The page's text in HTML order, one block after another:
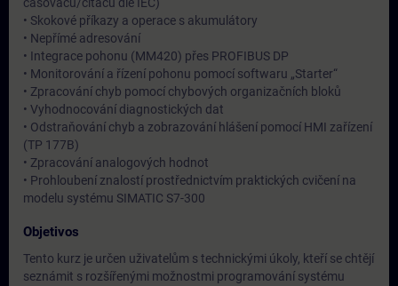
• Skokové příkazy a operace s akumulátory
• Nepřímé adresování
• Integrace pohonu (MM420) přes PROFIBUS DP
• Monitorování a řízení pohonu pomocí softwaru „Starter“
• Zpracování chyb pomocí chybových organizačních bloků
• Vyhodnocování diagnostických dat
• Odstraňování chyb a zobrazování hlášení pomocí HMI zařízení
(TP 177B)
• Zpracování analogových hodnot
• Prohloubení znalostí prostřednictvím praktických cvičení na
modelu systému SIMATIC S7-300
Objetivos
Tento kurz je určen uživatelům s technickými úkoly, kteří se chtějí
seznámit s rozšířenými možnostmi programování systému